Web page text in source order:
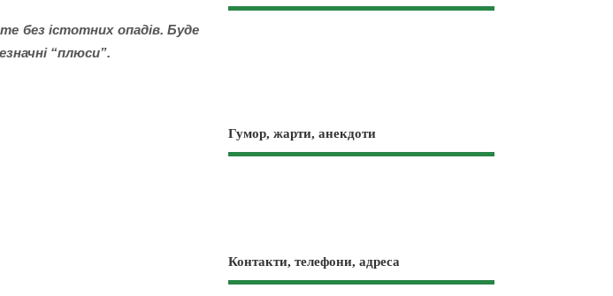
без істотних опадів. Буде
“плюси”.
Гумор, жарти, анекдоти
Контакти, телефони, адреса